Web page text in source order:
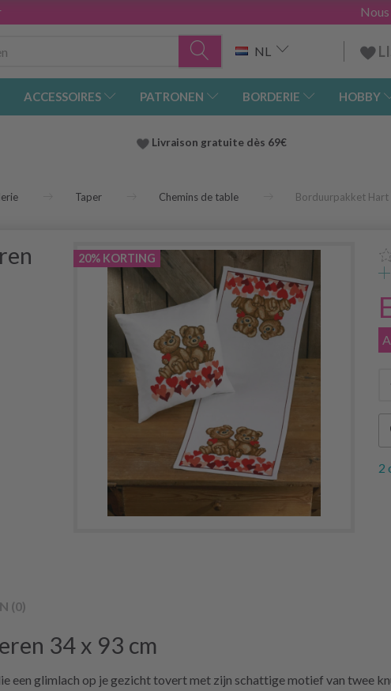
NL
ACCESSOIRES PATRONEN BORDERIE HOBBY
Livraison gratuite dès 69€
Taper Chemins de table Borduurpakket Hart
20% KORTING
2
(0)
34 x 93 cm
een glimlach op je gezicht tovert met zijn schattige motief van twee